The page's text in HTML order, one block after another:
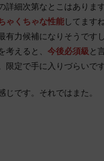
詳細次第なとこはありま
ゃくちゃな性能してます
有力候補になりそうです
考えると、 今後必須級と
限定で手に入りづらいです
じです。それではまた。